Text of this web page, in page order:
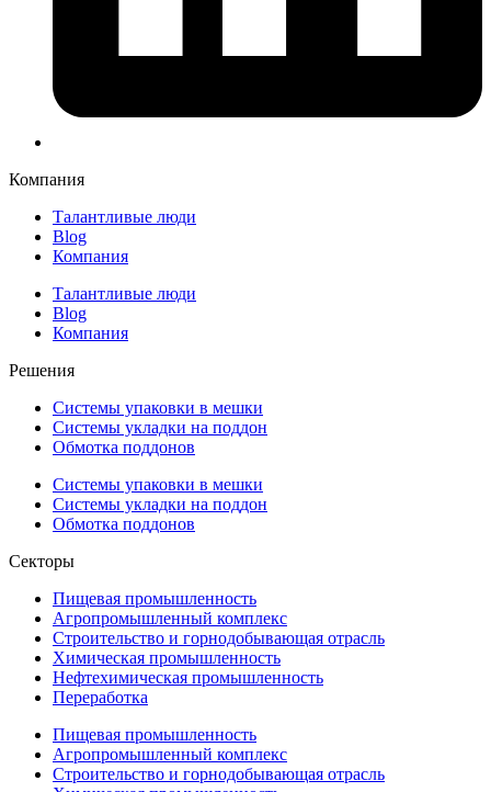
Компания
Талантливые люди
Blog
Компания
Талантливые люди
Blog
Компания
Решения
Системы упаковки в мешки
Системы укладки на поддон
Обмотка поддонов
Системы упаковки в мешки
Системы укладки на поддон
Обмотка поддонов
Секторы
Пищевая промышленность
Агропромышленный комплекс
Строительство и горнодобывающая отрасль
Химическая промышленность
Нефтехимическая промышленность
Переработка
Пищевая промышленность
Агропромышленный комплекс
Строительство и горнодобывающая отрасль